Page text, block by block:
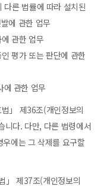
다른 법률에 따라 설치된
에 관한 업무
관한 업무
평가 또는 판단에 관한
에 관한 업무
」 제36조(개인정보의
니다. 다만, 다른 법령에서
에는 그 삭제를 요구할
」 제37조(개인정보의